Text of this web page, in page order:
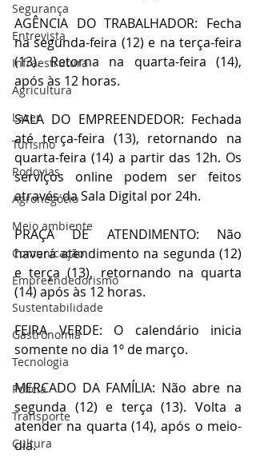
Segurança
Entrevista
Infraestrutura
Agricultura
Lazer
Turismo
Rodovias
Agronegócio
Meio ambiente
Comunicação
Empreendedorismo
Sustentabilidade
Gastronomia
Tecnologia
Polícia
Transporte
Cultura
AGÊNCIA DO TRABALHADOR: Fecha
na segunda-feira (12) e na terça-feira
(13). Retorna na quarta-feira (14),
após às 12 horas.
SALA DO EMPREENDEDOR: Fechada
até terça-feira (13), retornando na
quarta-feira (14) a partir das 12h. Os
serviços online podem ser feitos
através da Sala Digital por 24h.
PRAÇA DE ATENDIMENTO: Não
haverá atendimento na segunda (12)
e terça (13), retornando na quarta
(14) após às 12 horas.
FEIRA VERDE: O calendário inicia
somente no dia 1º de março.
MERCADO DA FAMÍLIA: Não abre na
segunda (12) e terça (13). Volta a
atender na quarta (14), após o meio-
dia.